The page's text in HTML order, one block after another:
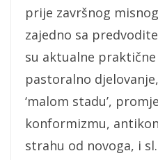
prije završnog
zajedno sa
su aktualne
pastoralno
‘malom stadu’,
konformizmu,
strahu od novoga, i sl.